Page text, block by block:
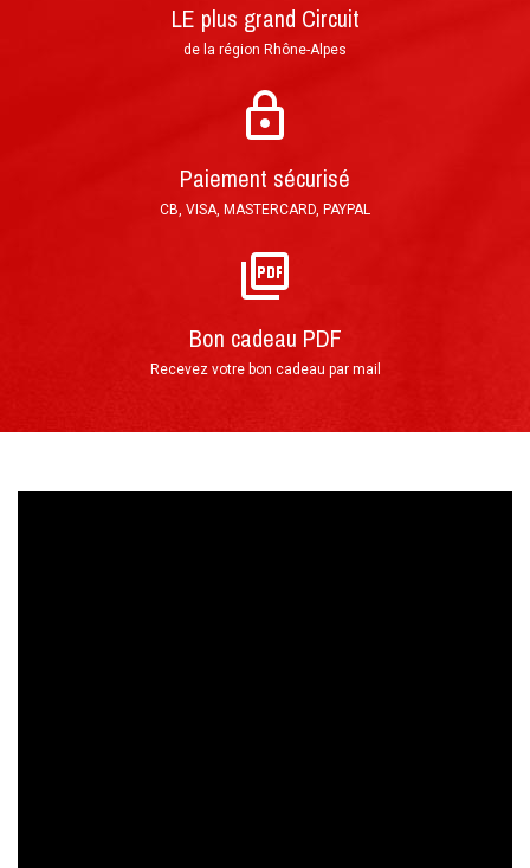
Courrier : lettre prioritaire suivie envoyée sous
24h et livrée en 3 à 4 jours ouvrés
d'une heure après validation de la commande
Paiement en 3 fois sans frais possible par
1er encaissement à réception de votre
courrier, puis tous les mois
Par téléphone au 0(+33)4 74 54 46 98
auFORMULAIRE DE RÉSERVATION
LE plus grand Circuit
de la région Rhône-Alpes
Paiement sécurisé
CB, VISA, MASTERCARD, PAYPAL
Bon cadeau PDF
Recevez votre bon cadeau par mail